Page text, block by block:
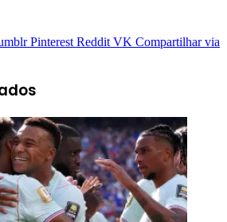
Pinterest Reddit VK Compartilhar via